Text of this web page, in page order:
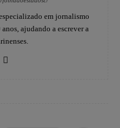
em jornalismo
ajudando a escrever a